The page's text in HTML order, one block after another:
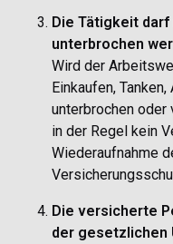
Die Tätigkeit darf
unterbrochen
Wird der
Einkaufen,
unterbrochen
in der Regel kein
Wiederaufnahme
Die versicherte
der gesetzlichen